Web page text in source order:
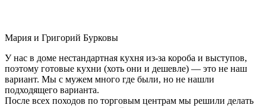
Мария и Григорий Бурковы
У нас в доме нестандартная кухня из-за короба и выступов,
поэтому готовые кухни (хоть они и дешевле) — это не наш
вариант. Мы с мужем много где были, но не нашли
подходящего варианта.
После всех походов по торговым центрам мы решили делать